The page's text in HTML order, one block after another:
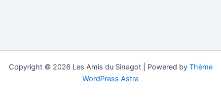
Copyright © 2026 Les Amis du Sinagot | Powered by Thème
WordPress Astra